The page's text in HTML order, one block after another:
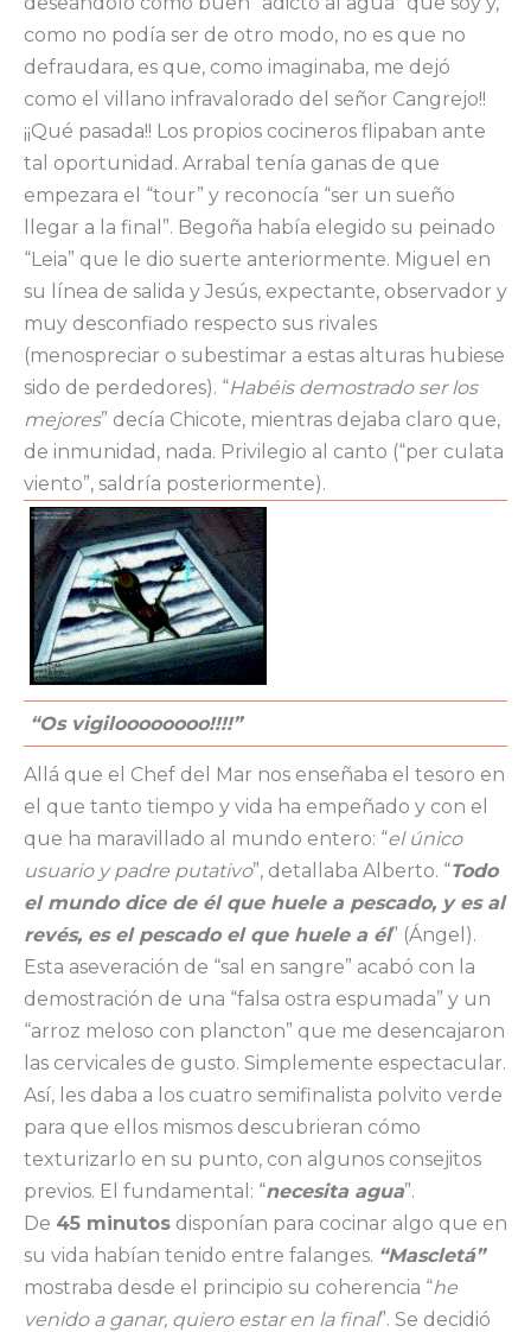
como no podía ser de otro modo, no es que no
defraudara, es que, como imaginaba, me dejó
como el villano infravalorado del señor Cangrejo!!
¡¡Qué pasada!! Los propios cocineros flipaban ante
tal oportunidad. Arrabal tenía ganas de que
empezara el “tour” y reconocía “ser un sueño
llegar a la final”. Begoña había elegido su peinado
“Leia” que le dio suerte anteriormente. Miguel en
su línea de salida y Jesús, expectante, observador y
muy desconfiado respecto sus rivales
(menospreciar o subestimar a estas alturas hubiese
sido de perdedores). “Habéis demostrado ser los
mejores” decía Chicote, mientras dejaba claro que,
de inmunidad, nada. Privilegio al canto (“per culata
viento”, saldría posteriormente).
“Os vigiloooooooo!!!!”
Allá que el Chef del Mar nos enseñaba el tesoro en
el que tanto tiempo y vida ha empeñado y con el
que ha maravillado al mundo entero: “el único
usuario y padre putativo”, detallaba Alberto. “Todo
el mundo dice de él que huele a pescado, y es al
revés, es el pescado el que huele a él” (Ángel).
Esta aseveración de “sal en sangre” acabó con la
demostración de una “falsa ostra espumada” y un
“arroz meloso con plancton” que me desencajaron
las cervicales de gusto. Simplemente espectacular.
Así, les daba a los cuatro semifinalista polvito verde
para que ellos mismos descubrieran cómo
texturizarlo en su punto, con algunos consejitos
previos. El fundamental: “necesita agua”.
De 45 minutos disponían para cocinar algo que en
su vida habían tenido entre falanges. “Mascletá”
mostraba desde el principio su coherencia “he
venido a ganar, quiero estar en la final”. Se decidió